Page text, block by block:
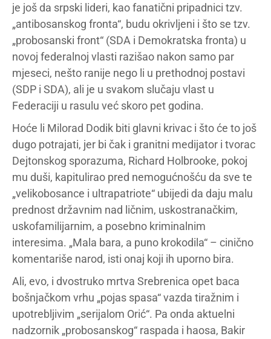
je još da srpski lideri, kao fanatični pripadnici tzv.
„antibosanskog fronta“, budu okrivljeni i što se tzv.
„probosanski front“ (SDA i Demokratska fronta) u
novoj federalnoj vlasti razišao nakon samo par
mjeseci, nešto ranije nego li u prethodnoj postavi
(SDP i SDA), ali je u svakom slučaju vlast u
Federaciji u rasulu već skoro pet godina.
Hoće li Milorad Dodik biti glavni krivac i što će to još
dugo potrajati, jer bi čak i granitni medijator i tvorac
Dejtonskog sporazuma, Richard Holbrooke, pokoj
mu duši, kapitulirao pred nemogućnošću da sve te
„velikobosance i ultrapatriote“ ubijedi da daju malu
prednost državnim nad ličnim, uskostranačkim,
uskofamilijarnim, a posebno kriminalnim
interesima. „Mala bara, a puno krokodila“ – cinično
komentariše narod, isti onaj koji ih uporno bira.
Ali, evo, i dvostruko mrtva Srebrenica opet baca
bošnjačkom vrhu „pojas spasa“ vazda tiražnim i
upotrebljivim „serijalom Orić“. Pa onda aktuelni
nadzornik „probosanskog“ raspada i haosa, Bakir